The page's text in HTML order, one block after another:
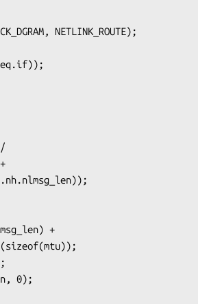
NETLINK_ROUTE);
+